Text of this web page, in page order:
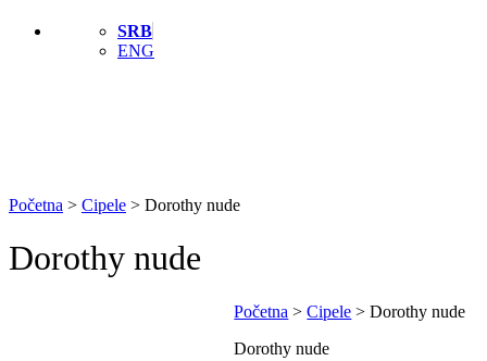
SRB
ENG
Početna > Cipele > Dorothy nude
Dorothy nude
Početna >Cipele >Dorothy nude
Dorothy nude